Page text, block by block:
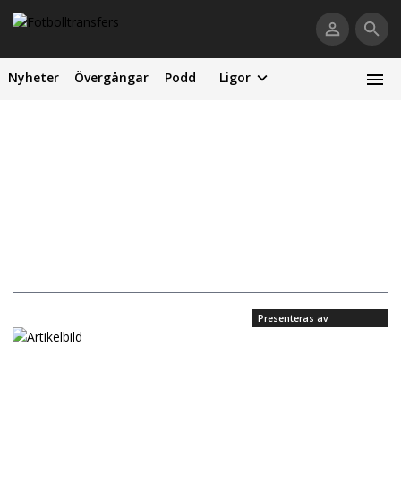
Nyheter Övergångar Podd Ligor
Presenteras av